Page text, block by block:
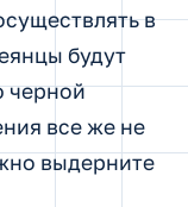
в
будут
черной
все же не
выдерните